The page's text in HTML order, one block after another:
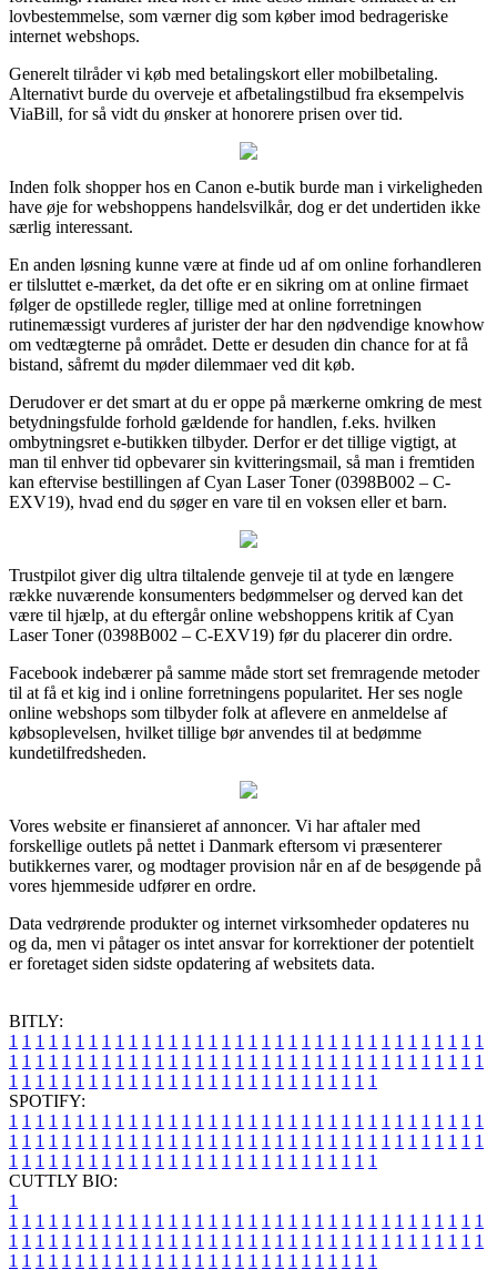
lovbestemmelse, som værner dig som køber imod bedrageriske
internet webshops.
Generelt tilråder vi køb med betalingskort eller mobilbetaling.
Alternativt burde du overveje et afbetalingstilbud fra eksempelvis
ViaBill, for så vidt du ønsker at honorere prisen over tid.
Inden folk shopper hos en Canon e-butik burde man i virkeligheden
have øje for webshoppens handelsvilkår, dog er det undertiden ikke
særlig interessant.
En anden løsning kunne være at finde ud af om online forhandleren
er tilsluttet e-mærket, da det ofte er en sikring om at online firmaet
følger de opstillede regler, tillige med at online forretningen
rutinemæssigt vurderes af jurister der har den nødvendige knowhow
om vedtægterne på området. Dette er desuden din chance for at få
bistand, såfremt du møder dilemmaer ved dit køb.
Derudover er det smart at du er oppe på mærkerne omkring de mest
betydningsfulde forhold gældende for handlen, f.eks. hvilken
ombytningsret e-butikken tilbyder. Derfor er det tillige vigtigt, at
man til enhver tid opbevarer sin kvitteringsmail, så man i fremtiden
kan eftervise bestillingen af Cyan Laser Toner (0398B002 – C-
EXV19), hvad end du søger en vare til en voksen eller et barn.
Trustpilot giver dig ultra tiltalende genveje til at tyde en længere
række nuværende konsumenters bedømmelser og derved kan det
være til hjælp, at du eftergår online webshoppens kritik af Cyan
Laser Toner (0398B002 – C-EXV19) før du placerer din ordre.
Facebook indebærer på samme måde stort set fremragende metoder
til at få et kig ind i online forretningens popularitet. Her ses nogle
online webshops som tilbyder folk at aflevere en anmeldelse af
købsoplevelsen, hvilket tillige bør anvendes til at bedømme
kundetilfredsheden.
Vores website er finansieret af annoncer. Vi har aftaler med
forskellige outlets på nettet i Danmark eftersom vi præsenterer
butikkernes varer, og modtager provision når en af de besøgende på
vores hjemmeside udfører en ordre.
Data vedrørende produkter og internet virksomheder opdateres nu
og da, men vi påtager os intet ansvar for korrektioner der potentielt
er foretaget siden sidste opdatering af websitets data.
BITLY:
1 1 1 1 1 1 1 1 1 1 1 1 1 1 1 1 1 1 1 1 1 1 1 1 1 1 1 1 1 1 1 1 1 1 1 1
1 1 1 1 1 1 1 1 1 1 1 1 1 1 1 1 1 1 1 1 1 1 1 1 1 1 1 1 1 1 1 1 1 1 1 1
1 1 1 1 1 1 1 1 1 1 1 1 1 1 1 1 1 1 1 1 1 1 1 1 1 1 1 1
SPOTIFY:
1 1 1 1 1 1 1 1 1 1 1 1 1 1 1 1 1 1 1 1 1 1 1 1 1 1 1 1 1 1 1 1 1 1 1 1
1 1 1 1 1 1 1 1 1 1 1 1 1 1 1 1 1 1 1 1 1 1 1 1 1 1 1 1 1 1 1 1 1 1 1 1
1 1 1 1 1 1 1 1 1 1 1 1 1 1 1 1 1 1 1 1 1 1 1 1 1 1 1 1
CUTTLY BIO:
1
1 1 1 1 1 1 1 1 1 1 1 1 1 1 1 1 1 1 1 1 1 1 1 1 1 1 1 1 1 1 1 1 1 1 1 1
1 1 1 1 1 1 1 1 1 1 1 1 1 1 1 1 1 1 1 1 1 1 1 1 1 1 1 1 1 1 1 1 1 1 1 1
1 1 1 1 1 1 1 1 1 1 1 1 1 1 1 1 1 1 1 1 1 1 1 1 1 1 1 1